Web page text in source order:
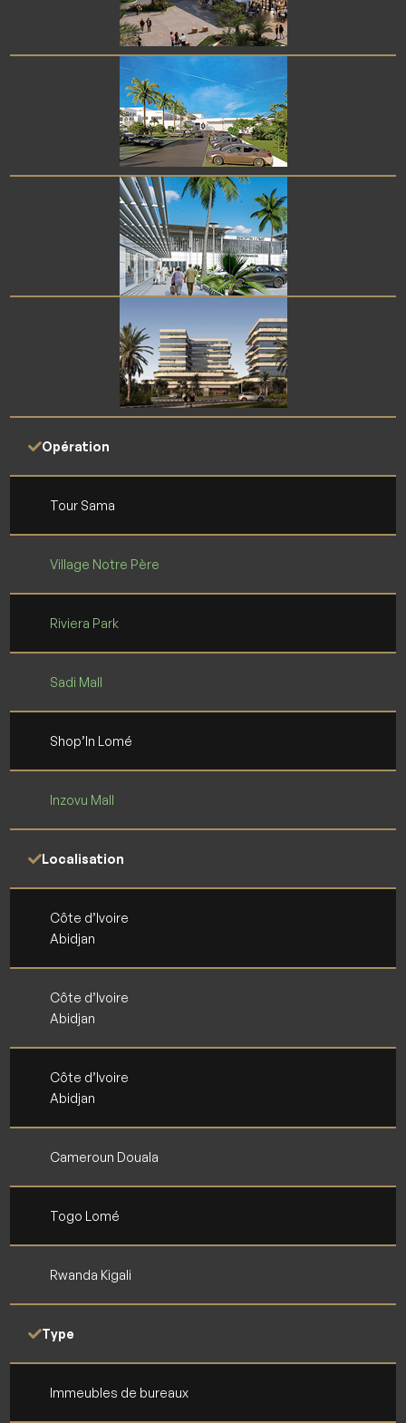
Opération
Tour Sama
Village Notre Père
Riviera Park
Sadi Mall
Shop’In Lomé
Inzovu Mall
Localisation
Côte d’Ivoire
Abidjan
Côte d’Ivoire
Abidjan
Côte d’Ivoire
Abidjan
Cameroun Douala
Togo Lomé
Rwanda Kigali
Type
Immeubles de bureaux